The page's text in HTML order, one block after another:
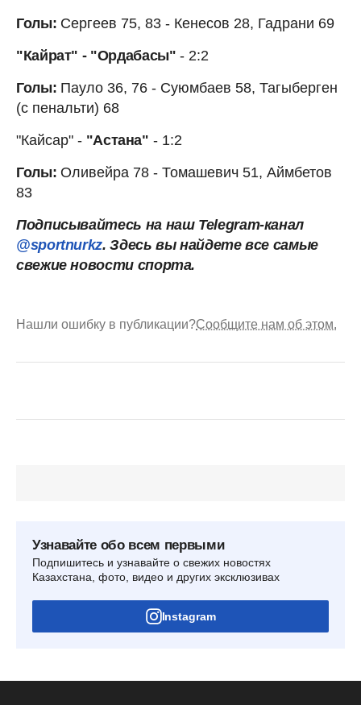
Голы: Сергеев 75, 83 - Кенесов 28, Гадрани 69
"Кайрат" - "Ордабасы" - 2:2
Голы: Пауло 36, 76 - Суюмбаев 58, Тагыберген
(с пенальти) 68
"Кайсар" - "Астана" - 1:2
Голы: Оливейра 78 - Томашевич 51, Аймбетов
83
Подписывайтесь на наш Telegram-канал
@sportnurkz. Здесь вы найдете все самые
свежие новости спорта.
Нашли ошибку в публикации?Сообщите нам об этом.
Узнавайте обо всем первыми
Подпишитесь и узнавайте о свежих новостях
Казахстана, фото, видео и других эксклюзивах
Instagram